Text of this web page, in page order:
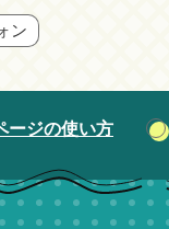
ン
ージの使い方